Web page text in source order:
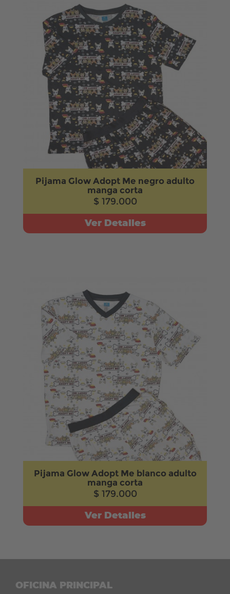
Pijama Glow Adopt Me negro adulto
manga corta
$ 179.000
Ver Detalles
Pijama Glow Adopt Me blanco adulto
manga corta
$ 179.000
Ver Detalles
OFICINA PRINCIPAL